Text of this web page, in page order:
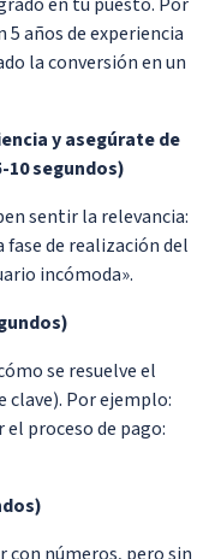
años de experiencia
la conversión en un
y asegúrate de
segundos)
sentir la relevancia:
de realización del
incómoda».
se resuelve el
Por ejemplo:
proceso de pago: